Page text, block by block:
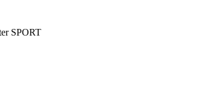
SPORT